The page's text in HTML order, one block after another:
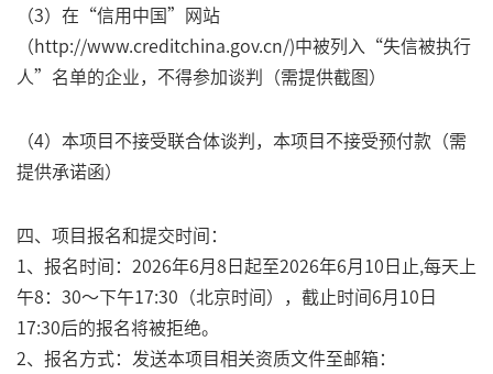
（3）在“信用中国”网站
（http://www.creditchina.gov.cn/)中被列入“失信被执行
人”名单的企业，不得参加谈判（需提供截图）
（4）本项目不接受联合体谈判，本项目不接受预付款（需
提供承诺函）
四、项目报名和提交时间：
1、报名时间：2026年6月8日起至2026年6月10日止,每天上
午8：30～下午17:30（北京时间），截止时间6月10日
17:30后的报名将被拒绝。
2、报名方式：发送本项目相关资质文件至邮箱：